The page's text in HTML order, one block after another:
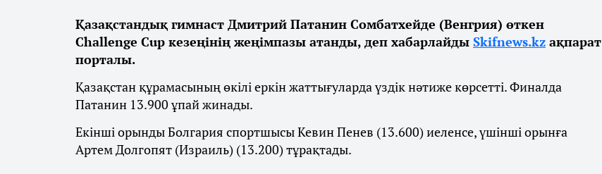
Қазақстандық гимнаст Дмитрий Патанин Сомбатхейде (Венгрия) өткен
Challenge Cup кезеңінің жеңімпазы атанды, деп хабарлайды Skifnews.kz ақпарат
порталы.
Қазақстан құрамасының өкілі еркін жаттығуларда үздік нәтиже көрсетті. Финалда
Патанин 13.900 ұпай жинады.
Екінші орынды Болгария спортшысы Кевин Пенев (13.600) иеленсе, үшінші орынға
Артем Долгопят (Израиль) (13.200) тұрақтады.